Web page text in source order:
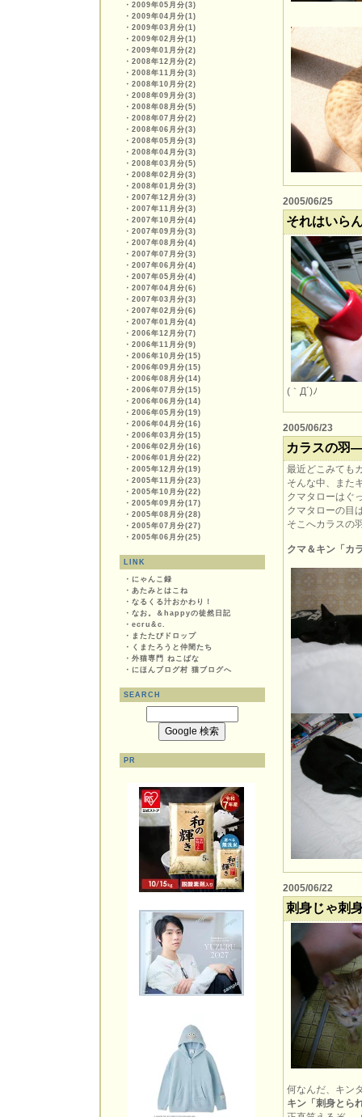
・ 2009年05月分(3)
・ 2009年04月分(1)
・ 2009年03月分(1)
・ 2009年02月分(1)
・ 2009年01月分(2)
・ 2008年12月分(2)
・ 2008年11月分(3)
・ 2008年10月分(2)
・ 2008年09月分(3)
・ 2008年08月分(5)
・ 2008年07月分(2)
・ 2008年06月分(3)
・ 2008年05月分(3)
・ 2008年04月分(3)
・ 2008年03月分(5)
・ 2008年02月分(3)
・ 2008年01月分(3)
・ 2007年12月分(3)
・ 2007年11月分(3)
・ 2007年10月分(4)
・ 2007年09月分(3)
・ 2007年08月分(4)
・ 2007年07月分(3)
・ 2007年06月分(4)
・ 2007年05月分(4)
・ 2007年04月分(6)
・ 2007年03月分(3)
・ 2007年02月分(6)
・ 2007年01月分(4)
・ 2006年12月分(7)
・ 2006年11月分(9)
・ 2006年10月分(15)
・ 2006年09月分(15)
・ 2006年08月分(14)
・ 2006年07月分(15)
・ 2006年06月分(14)
・ 2006年05月分(19)
・ 2006年04月分(16)
・ 2006年03月分(15)
・ 2006年02月分(16)
・ 2006年01月分(22)
・ 2005年12月分(19)
・ 2005年11月分(23)
・ 2005年10月分(22)
・ 2005年09月分(17)
・ 2005年08月分(28)
・ 2005年07月分(27)
・ 2005年06月分(25)
LINK
・ にゃんこ録
・ あたみとはこね
・ なるくる汁おかわり！
・ なお。＆happyの徒然日記
・ ecru&c.
・ またたびドロップ
・ くまたろうと仲間たち
・ 外猫専門 ねこばな
・ にほんブログ村 猫ブログへ
SEARCH
PR
2005/06/25
それはいら
(｀Д´)ﾉ
2005/06/23
カラスの羽
最近どこみても
そんな中、また
クマタローはぐ
クマタローの目
そこへカラスの
クマ＆キン「カ
2005/06/22
刺身じゃ刺
何なんだ、キン
キン「刺身とら